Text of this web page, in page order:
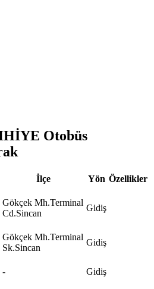
Otobüs
İlçe Yön Özellikler
Gökçek Mh.Terminal
Cd.Sincan
Gidiş
Gökçek Mh.Terminal
Sk.Sincan
Gidiş
- Gidiş